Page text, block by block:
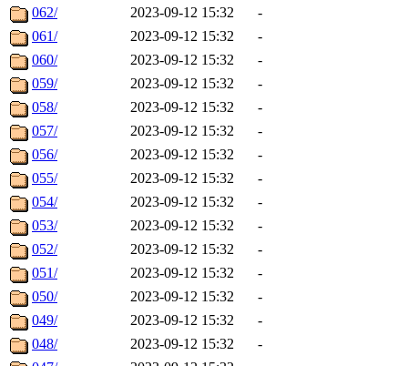
062/
2023-09-12 15:32
-
061/
2023-09-12 15:32
-
060/
2023-09-12 15:32
-
059/
2023-09-12 15:32
-
058/
2023-09-12 15:32
-
057/
2023-09-12 15:32
-
056/
2023-09-12 15:32
-
055/
2023-09-12 15:32
-
054/
2023-09-12 15:32
-
053/
2023-09-12 15:32
-
052/
2023-09-12 15:32
-
051/
2023-09-12 15:32
-
050/
2023-09-12 15:32
-
049/
2023-09-12 15:32
-
048/
2023-09-12 15:32
-